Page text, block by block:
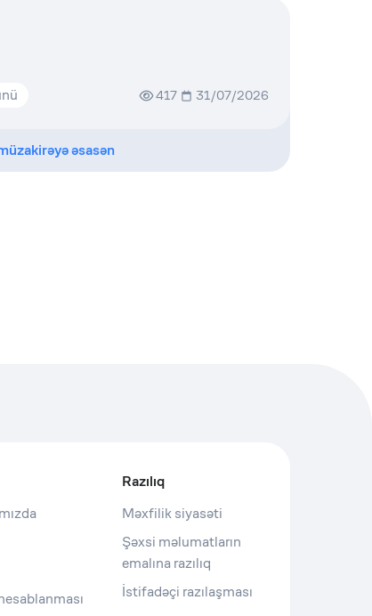
417 31/07/2026
əsasən
Razılıq
Məxfilik siyasəti
Şəxsi məlumatların
emalına razılıq
İstifadəçi razılaşması